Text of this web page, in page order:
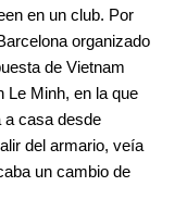
en un club. Por
organizado
de Vietnam
Le Minh, en la que
a casa desde
del armario, veía
un cambio de